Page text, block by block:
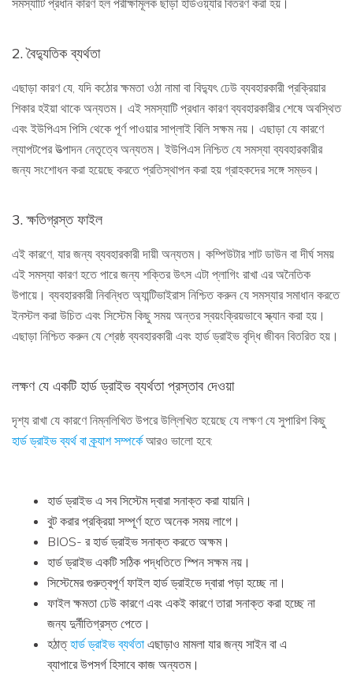
সমস্যাটি প্রধান কারণ হল পরীক্ষামূলক ছাড়া হার্ডওয়্যার বিতরণ করা হয়।
2. বৈদ্যুতিক ব্যর্থতা
এছাড়া কারণ যে, যদি কঠোর ক্ষমতা ওঠা নামা বা বিদ্যুৎ ঢেউ ব্যবহারকারী প্রক্রিয়ার
শিকার হইয়া থাকে অন্যতম। এই সমস্যাটি প্রধান কারণ ব্যবহারকারীর শেষে অবস্থিত
এবং ইউপিএস পিসি থেকে পূর্ণ পাওয়ার সাপ্লাই বিলি সক্ষম নয়। এছাড়া যে কারণে
ল্যাপটপের উত্পাদন নেতৃত্বে অন্যতম। ইউপিএস নিশ্চিত যে সমস্যা ব্যবহারকারীর
জন্য সংশোধন করা হয়েছে করতে প্রতিস্থাপন করা হয় গ্রাহকদের সঙ্গে সম্ভব।
3. ক্ষতিগ্রস্ত ফাইল
এই কারণে, যার জন্য ব্যবহারকারী দায়ী অন্যতম। কম্পিউটার শাট ডাউন বা দীর্ঘ সময়
এই সমস্যা কারণ হতে পারে জন্য শক্তির উৎস এটা প্লাগিং রাখা এর অনৈতিক
উপায়ে। ব্যবহারকারী নিবন্ধিত অ্যান্টিভাইরাস নিশ্চিত করুন যে সমস্যার সমাধান করতে
ইনস্টল করা উচিত এবং সিস্টেম কিছু সময় অন্তর স্বয়ংক্রিয়ভাবে স্ক্যান করা হয়।
এছাড়া নিশ্চিত করুন যে শ্রেষ্ঠ ব্যবহারকারী এবং হার্ড ড্রাইভ বৃদ্ধি জীবন বিতরিত হয়।
লক্ষণ যে একটি হার্ড ড্রাইভ ব্যর্থতা প্রস্তাব দেওয়া
দৃশ্য রাখা যে কারণে নিম্নলিখিত উপরে উল্লিখিত হয়েছে যে লক্ষণ যে সুপারিশ কিছু
হার্ড ড্রাইভ ব্যর্থ বা ক্র্যাশ সম্পর্কেআরও ভালো হবে:
হার্ড ড্রাইভ এ সব সিস্টেম দ্বারা সনাক্ত করা যায়নি।
বুট করার প্রক্রিয়া সম্পূর্ণ হতে অনেক সময় লাগে।
BIOS- র হার্ড ড্রাইভ সনাক্ত করতে অক্ষম।
হার্ড ড্রাইভ একটি সঠিক পদ্ধতিতে স্পিন সক্ষম নয়।
সিস্টেমের গুরুত্বপূর্ণ ফাইল হার্ড ড্রাইভে দ্বারা পড়া হচ্ছে না।
ফাইল ক্ষমতা ঢেউ কারণে এবং একই কারণে তারা সনাক্ত করা হচ্ছে না
জন্য দুর্নীতিগ্রস্ত পেতে।
হঠাত্হার্ড ড্রাইভ ব্যর্থতা এছাড়াও মামলা যার জন্য সাইন বা এ
ব্যাপারে উপসর্গ হিসাবে কাজ অন্যতম।